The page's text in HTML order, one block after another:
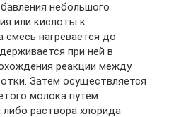
небольшого
или кислоты к
нагревается до
при ней в
реакции между
Затем осуществляется
молока путем
либо раствора хлорида